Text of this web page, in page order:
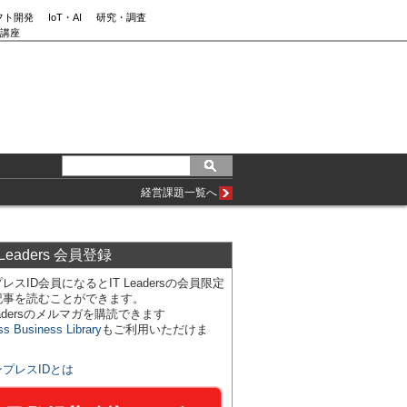
ト開発 IoT・AI
研究・調査
座
経営課題一覧へ
会員登録
スID会員になるとIT Leadersの会員限定
を読むことができます。
のメルマガを購読できます
Business Libraryもご利用いただけま
プレスIDとは